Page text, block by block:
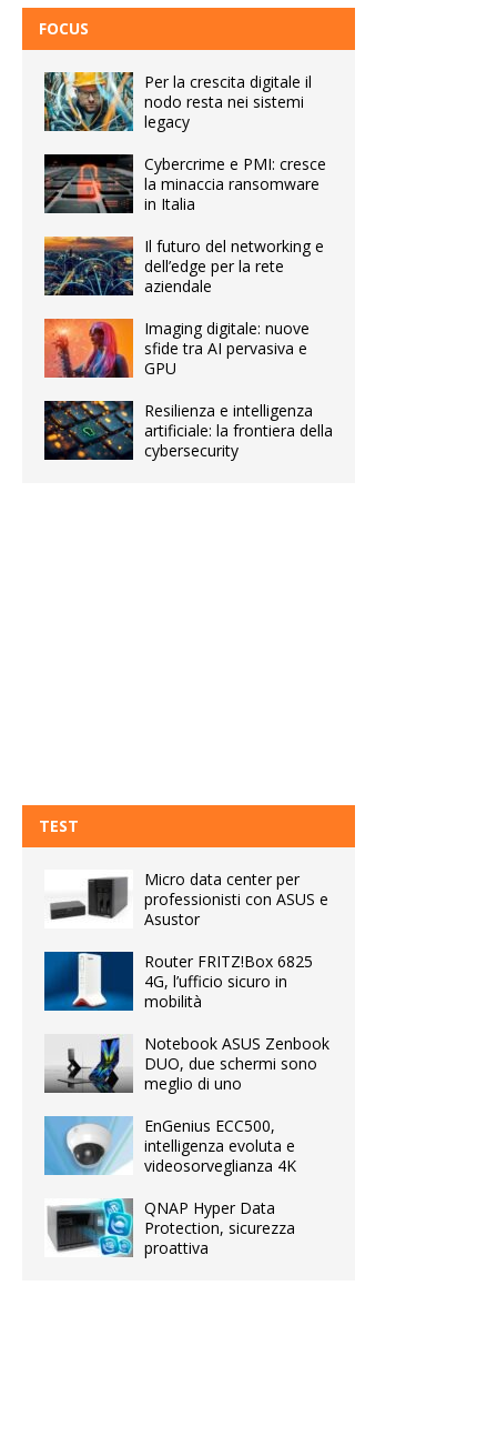
FOCUS
Per la crescita digitale il
nodo resta nei sistemi
legacy
Cybercrime e PMI: cresce
la minaccia ransomware
in Italia
Il futuro del networking e
dell’edge per la rete
aziendale
Imaging digitale: nuove
sfide tra AI pervasiva e
GPU
Resilienza e intelligenza
artificiale: la frontiera della
cybersecurity
TEST
Micro data center per
professionisti con ASUS e
Asustor
Router FRITZ!Box 6825
4G, l’ufficio sicuro in
mobilità
Notebook ASUS Zenbook
DUO, due schermi sono
meglio di uno
EnGenius ECC500,
intelligenza evoluta e
videosorveglianza 4K
QNAP Hyper Data
Protection, sicurezza
proattiva